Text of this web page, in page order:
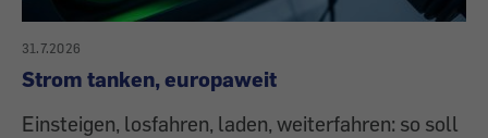
31.7.2026
Strom tanken, europaweit
Einsteigen, losfahren, laden, weiterfahren: so soll